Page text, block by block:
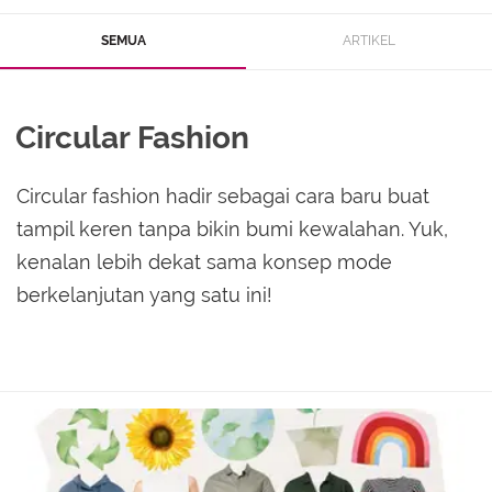
SEMUA ARTIKEL
Circular Fashion
Circular fashion hadir sebagai cara baru buat
tampil keren tanpa bikin bumi kewalahan. Yuk,
kenalan lebih dekat sama konsep mode
berkelanjutan yang satu ini!